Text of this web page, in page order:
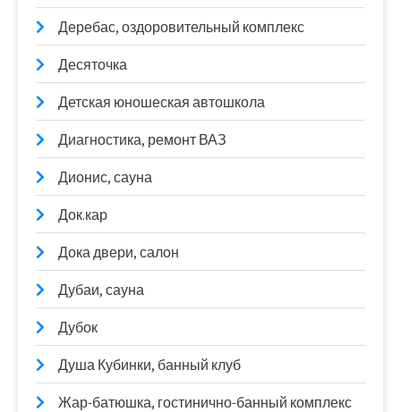
Деребас, оздоровительный комплекс
Десяточка
Детская юношеская автошкола
Диагностика, ремонт ВАЗ
Дионис, сауна
Док.кар
Дока двери, салон
Дубаи, сауна
Дубок
Душа Кубинки, банный клуб
Жар-батюшка, гостинично-банный комплекс